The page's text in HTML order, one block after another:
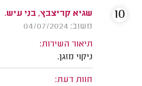
שגיא קריצבץ, בני עיש.
משוב: 04/07/2024
תיאור השירות:
ניקוי מזגן.
חוות דעת:
10